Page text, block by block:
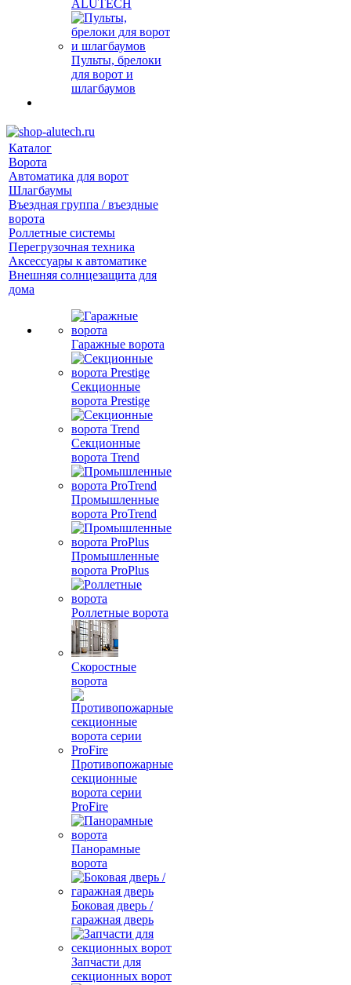
ALUTECH
Пульты, брелоки
для ворот и
шлагбаумов
Каталог
Ворота
Автоматика для ворот
Шлагбаумы
Въездная группа / въездные
ворота
Роллетные системы
Перегрузочная техника
Аксессуары к автоматике
Внешняя солнцезащита для
дома
Гаражные ворота
Секционные
ворота Prestige
Секционные
ворота Trend
Промышленные
ворота ProTrend
Промышленные
ворота ProPlus
Роллетные ворота
Скоростные
ворота
Противопожарные
секционные
ворота серии
ProFire
Панорамные
ворота
Боковая дверь /
гаражная дверь
Запчасти для
секционных ворот